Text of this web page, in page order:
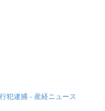
犯逮捕 - 産経ニュース